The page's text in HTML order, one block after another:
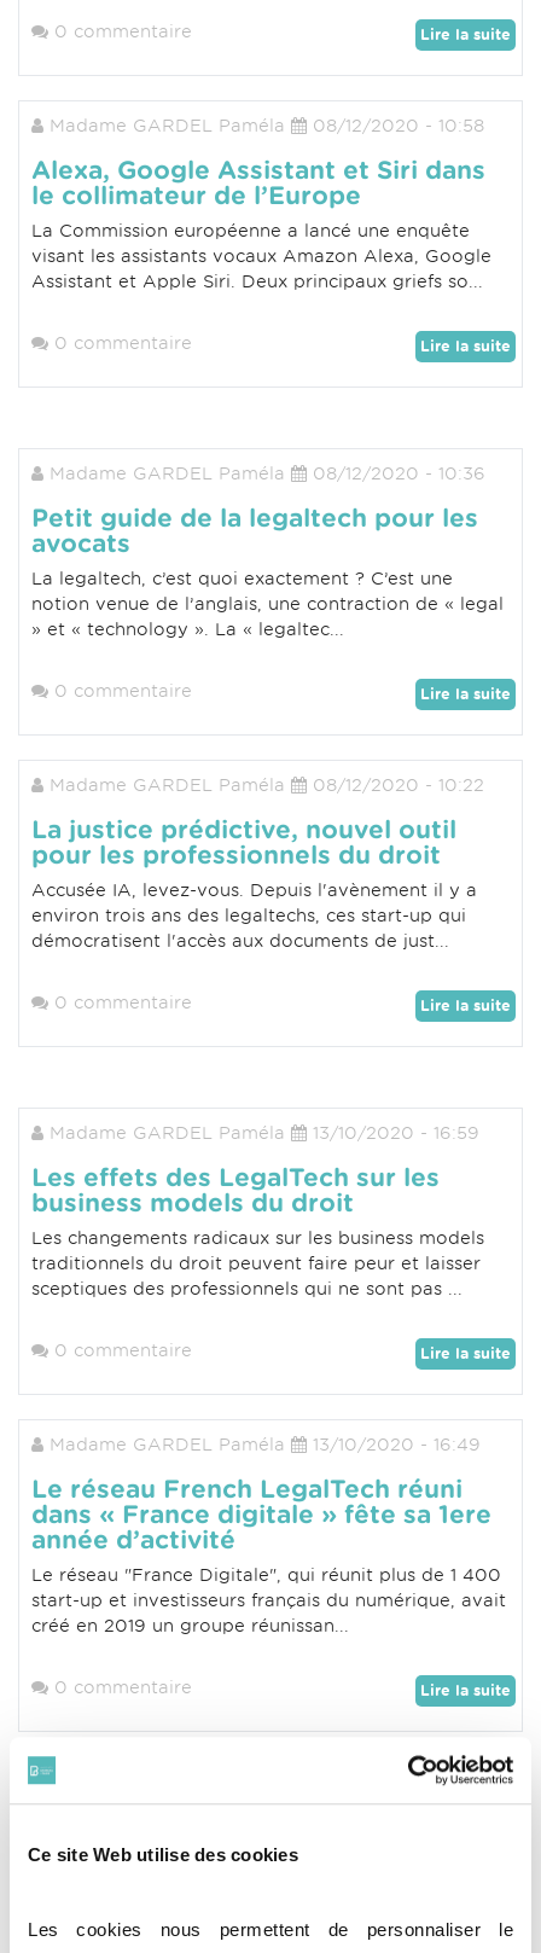
Ce site Web utilise des cookies
Les cookies nous permettent de personnaliser le
0 commentaire Lire la suite
Madame GARDEL Paméla 08/12/2020 - 10:58
Alexa, Google Assistant et Siri dans
le collimateur de l’Europe
La Commission européenne a lancé une enquête
visant les assistants vocaux Amazon Alexa, Google
Assistant et Apple Siri. Deux principaux griefs so...
0 commentaire Lire la suite
Madame GARDEL Paméla 08/12/2020 - 10:36
Petit guide de la legaltech pour les
avocats
La legaltech, c’est quoi exactement ? C’est une
notion venue de l’anglais, une contraction de « legal
» et « technology ». La « legaltec...
0 commentaire Lire la suite
Madame GARDEL Paméla 08/12/2020 - 10:22
La justice prédictive, nouvel outil
pour les professionnels du droit
Accusée IA, levez-vous. Depuis l'avènement il y a
environ trois ans des legaltechs, ces start-up qui
démocratisent l'accès aux documents de just...
0 commentaire Lire la suite
Madame GARDEL Paméla 13/10/2020 - 16:59
Les effets des LegalTech sur les
business models du droit
Les changements radicaux sur les business models
traditionnels du droit peuvent faire peur et laisser
sceptiques des professionnels qui ne sont pas ...
0 commentaire Lire la suite
Madame GARDEL Paméla 13/10/2020 - 16:49
Le réseau French LegalTech réuni
dans « France digitale » fête sa 1ere
année d’activité
Le réseau "France Digitale", qui réunit plus de 1 400
start-up et investisseurs français du numérique, avait
créé en 2019 un groupe réunissan...
0 commentaire Lire la suite
Test de vocabulaire sur l’IA et les
Biais, Machine learning, algorithmes... Vous pensez